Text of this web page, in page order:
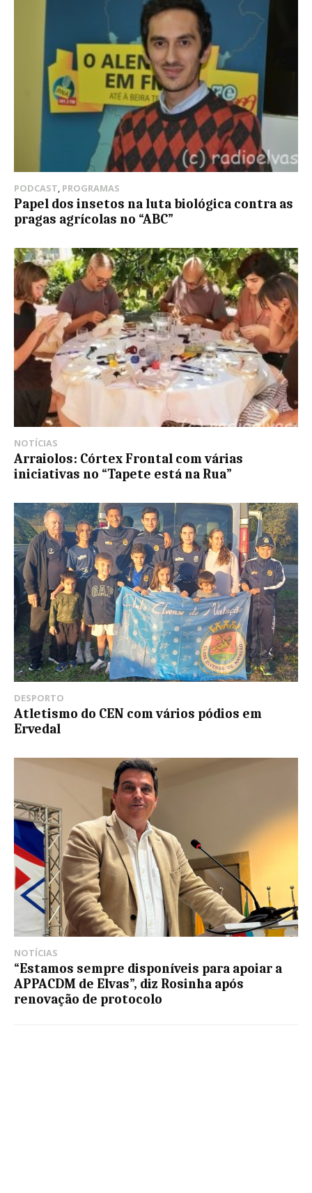
PODCAST, PROGRAMAS
Papel dos insetos na luta biológica contra as
pragas agrícolas no “ABC”
NOTÍCIAS
Arraiolos: Córtex Frontal com várias
iniciativas no “Tapete está na Rua”
DESPORTO
Atletismo do CEN com vários pódios em
Ervedal
NOTÍCIAS
“Estamos sempre disponíveis para apoiar a
APPACDM de Elvas”, diz Rosinha após
renovação de protocolo